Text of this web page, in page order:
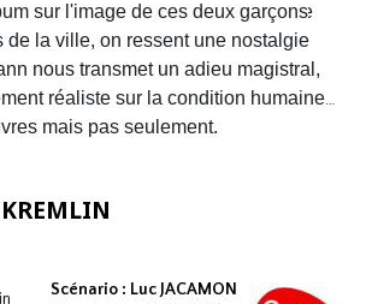
On est emporté dans une aventure
récit existentiel et course
chaque case souligne l'urgence de
sur l'image de ces deux garçons
de la ville, on ressent une nostalgie
nous transmet un adieu magistral,
réaliste sur la condition humaine
mais pas seulement.
Scénario : Luc JACAMON